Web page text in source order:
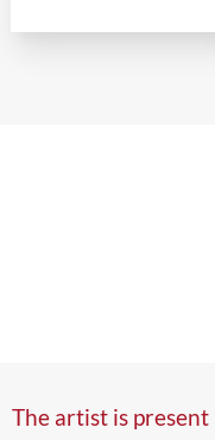
The artist is present